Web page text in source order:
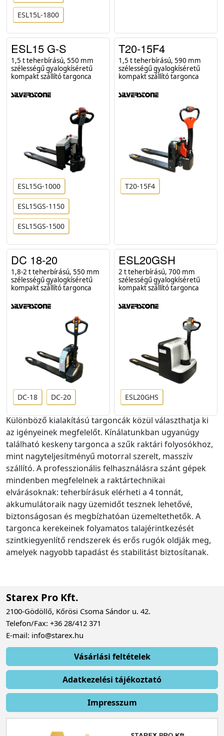
ESL15L-1800
ESL15 G-S
1,5 t teherbírású, 550 mm
szélességű gyalogkíséretű
kompakt szállító targonca
ESL15G-1000
ESL15GS-1150
ESL15GS-1500
T20-15F4
1,5 t teherbírású, 590 mm
szélességű gyalogkíséretű
kompakt szállító targonca
T20-15F4
DC 18-20
1,8-2 t teherbírású, 550 mm
szélességű gyalogkíséretű
kompakt szállító targonca
DC-18 DC-20
ESL20GSH
2 t teherbírású, 700 mm
szélességű gyalogkíséretű
kompakt szállító targonca
ESL20GHS
Különböző kialakítású targoncák közül választhatja ki
az igényeinek megfelelőt. Kínálatunkban ugyanúgy
található keskeny targonca a szűk raktári folyosókhoz,
mint nagyteljesítményű motorral szerelt, masszív
szállító. A professzionális felhasználásra szánt gépek
mindenben megfelelnek a raktártechnikai
elvárásoknak: teherbírásuk elérheti a 4 tonnát,
akkumulátoraik nagy üzemidőt tesznek lehetővé,
biztonságosan és megbízhatóan üzemeltethetők. A
targonca kerekeinek folyamatos talajérintkezését
szintkiegyenlítő rendszerek és erős rugók oldják meg,
amelyek nagyobb tapadást és stabilitást biztosítanak.
Starex Pro Kft.
2100-Gödöllő, Kőrösi Csoma Sándor u. 42.
Telefon/Fax: +36 28/412 371
E-mail: info@starex.hu
Vásárlási feltételek
Adatkezelési tájékoztató
Impresszum